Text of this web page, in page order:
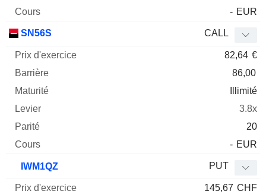
- EUR
SN56S CALL
82,64 €
86,00
Illimité
3.8x
20
- EUR
IWM1QZ PUT
145,67 CHF